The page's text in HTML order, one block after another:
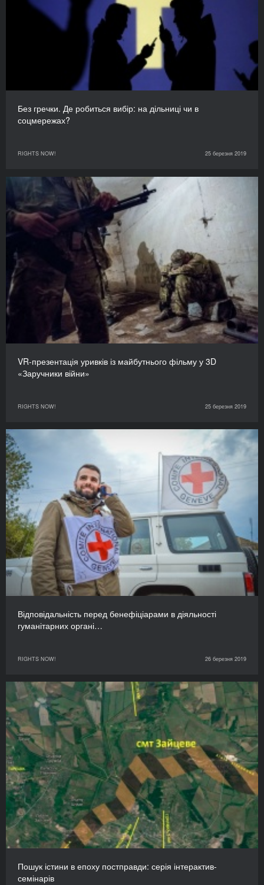
Без гречки. Де робиться вибір: на дільниці чи в
соцмережах?
RIGHTS NOW! 25 березня 2019
VR-презентація уривків із майбутнього фільму у 3D
«Заручники війни»
RIGHTS NOW! 25 березня 2019
Відповідальність перед бенефіціарами в діяльності
гуманітарних органі…
RIGHTS NOW! 26 березня 2019
Пошук істини в епоху постправди: серія інтерактив-
семінарів